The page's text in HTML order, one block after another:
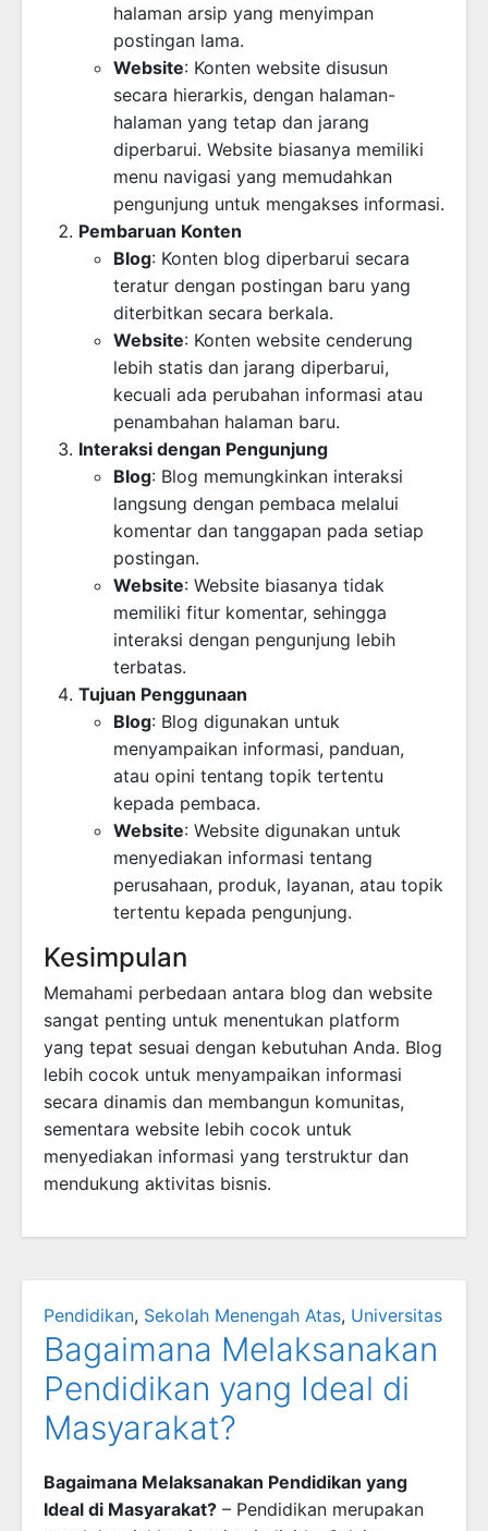
halaman arsip yang menyimpan
postingan lama.
Website: Konten website disusun
secara hierarkis, dengan halaman-
halaman yang tetap dan jarang
diperbarui. Website biasanya memiliki
menu navigasi yang memudahkan
pengunjung untuk mengakses informasi.
Pembaruan Konten
Blog: Konten blog diperbarui secara
teratur dengan postingan baru yang
diterbitkan secara berkala.
Website: Konten website cenderung
lebih statis dan jarang diperbarui,
kecuali ada perubahan informasi atau
penambahan halaman baru.
Interaksi dengan Pengunjung
Blog: Blog memungkinkan interaksi
langsung dengan pembaca melalui
komentar dan tanggapan pada setiap
postingan.
Website: Website biasanya tidak
memiliki fitur komentar, sehingga
interaksi dengan pengunjung lebih
terbatas.
Tujuan Penggunaan
Blog: Blog digunakan untuk
menyampaikan informasi, panduan,
atau opini tentang topik tertentu
kepada pembaca.
Website: Website digunakan untuk
menyediakan informasi tentang
perusahaan, produk, layanan, atau topik
tertentu kepada pengunjung.
Kesimpulan
Memahami perbedaan antara blog dan website
sangat penting untuk menentukan platform
yang tepat sesuai dengan kebutuhan Anda. Blog
lebih cocok untuk menyampaikan informasi
secara dinamis dan membangun komunitas,
sementara website lebih cocok untuk
menyediakan informasi yang terstruktur dan
mendukung aktivitas bisnis.
Pendidikan, Sekolah Menengah Atas, Universitas
Bagaimana Melaksanakan
Pendidikan yang Ideal di
Masyarakat?
Bagaimana Melaksanakan Pendidikan yang
Ideal di Masyarakat? – Pendidikan merupakan